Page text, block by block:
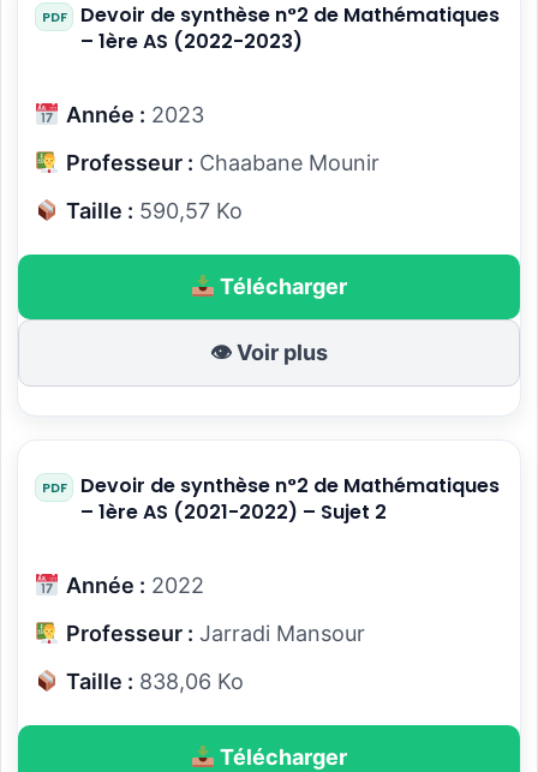
Devoir de synthèse n°2 de Mathématiques
– 1ère AS (2022-2023)
Année : 2023
Professeur : Chaabane Mounir
Taille : 590,57 Ko
Télécharger
👁 Voir plus
Devoir de synthèse n°2 de Mathématiques
– 1ère AS (2021-2022) – Sujet 2
Année : 2022
Professeur : Jarradi Mansour
Taille : 838,06 Ko
Télécharger